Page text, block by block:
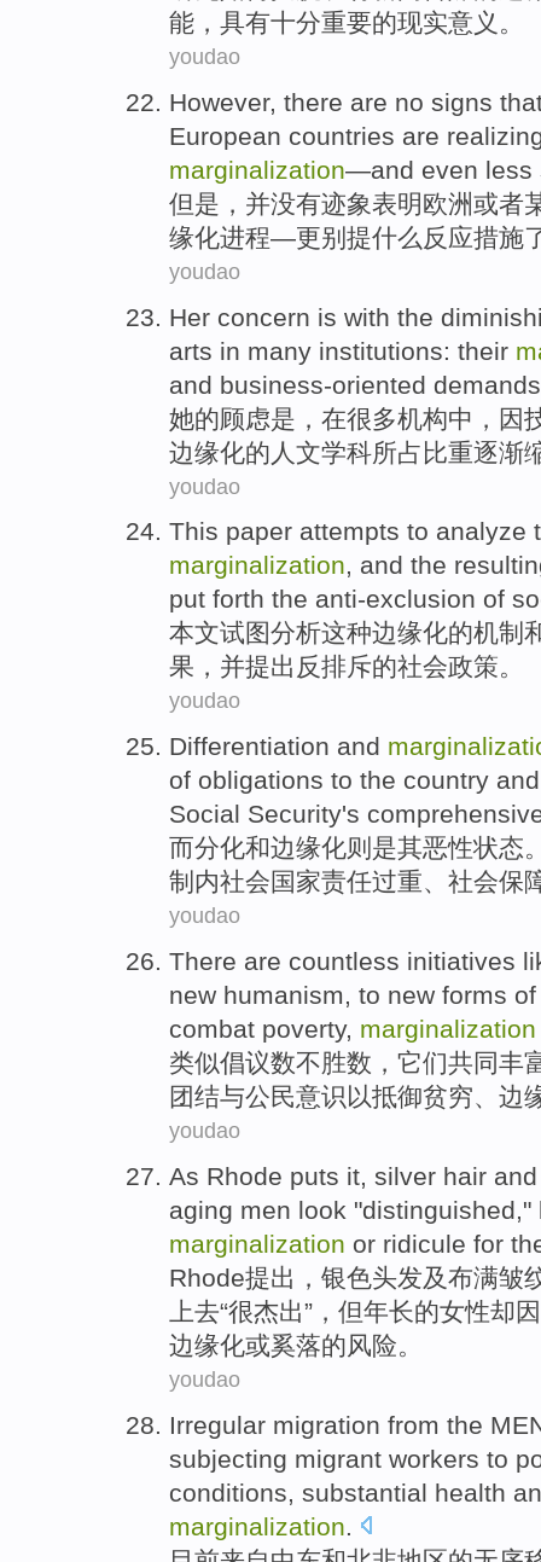
能 ，具有十分重要的现实意义 。
youdao
However, there are no signs
European countries are
marginalization—and even less
但是 ，并没有迹象表明欧洲或者
缘化进程—更别提什么 反应措施
youdao
Her concern is with the
arts in many institutions: their
and business-oriented
她的顾虑是 ， 在很多机构中，因
边缘化的 人文学科所占比重逐渐
youdao
This paper attempts to analyze
marginalization, and the
put forth the anti-exclusion of
本文试图分析这种边缘化的机制
果 ，并提出 反排斥的社会政策。
youdao
Differentiation and
of obligations to the country
Social Security's
而分化和边缘化则是其恶性状态
制 内社会国家责任过重、 社会保
youdao
There are countless initiatives
new humanism, to new forms of
combat poverty, marginalization
类似倡议数不胜数 ，它们共同丰
团结与公民意识 以抵御贫穷、 边
youdao
As Rhode puts it, silver hair and
aging men look "distinguished,"
marginalization or ridicule for
Rhode提出 ， 银色头发及布满皱
上去“很杰出”， 但年长的女性却
边缘化或奚落的风险。
youdao
Irregular migration from the
subjecting migrant workers to
conditions substantial health
marginalization